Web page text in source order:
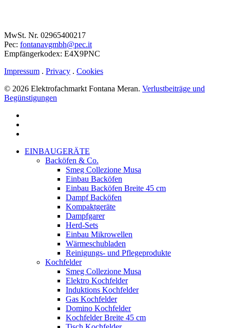
MwSt. Nr. 02965400217
Pec: fontanavgmbh@pec.it
Empfängerkodex: E4X9PNC
Impressum . Privacy . Cookies
© 2026 Elektrofachmarkt Fontana Meran. Verlustbeiträge und
Begünstigungen
Menu
Close
EINBAUGERÄTE
Backöfen & Co.
Smeg Collezione Musa
Einbau Backöfen
Einbau Backöfen Breite 45 cm
Dampf Backöfen
Kompaktgeräte
Dampfgarer
Herd-Sets
Einbau Mikrowellen
Wärmeschubladen
Reinigungs- und Pflegeprodukte
Kochfelder
Smeg Collezione Musa
Elektro Kochfelder
Induktions Kochfelder
Gas Kochfelder
Domino Kochfelder
Kochfelder Breite 45 cm